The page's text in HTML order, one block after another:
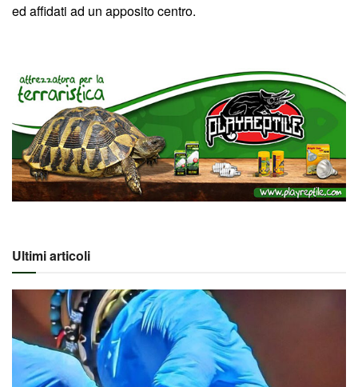
ed affidati ad un apposito centro.
Ultimi articoli